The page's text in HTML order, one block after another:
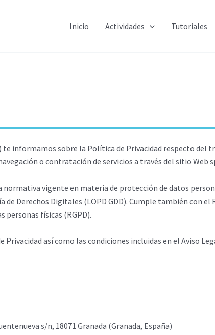
Inicio Actividades Tutoriales
te informamos sobre la Política de Privacidad respecto
o contratación de servicios a través del sitio Web
vigente en materia de protección de datos
Derechos Digitales (LOPD GDD). Cumple también con
personas físicas (RGPD).
así como las condiciones incluidas en el Aviso
s/n, 18071 Granada (Granada, España)